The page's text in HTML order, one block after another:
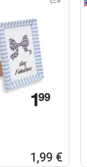
1,99 €